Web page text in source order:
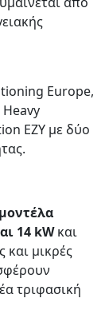
Europe,
EZY με δύο
14 kWκαι
και μικρές
τριφασική